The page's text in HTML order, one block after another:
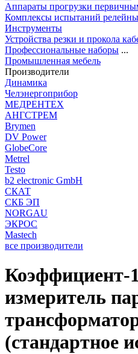
Аппараты прогрузки
Комплексы испытаний
Инструменты
Устройства резки и прокола
Профессиональные наборы ...
Промышленная мебель
Производители
Динамика
Челэнергоприбор
МЕДРЕНТЕХ
АНГСТРЕМ
Brymen
DV Power
GlobeCore
Metrel
Testo
b2 electronic GmbH
СКАТ
СКБ ЭП
NORGAU
ЭКРОС
Mastech
все производители
измеритель
(стандартное